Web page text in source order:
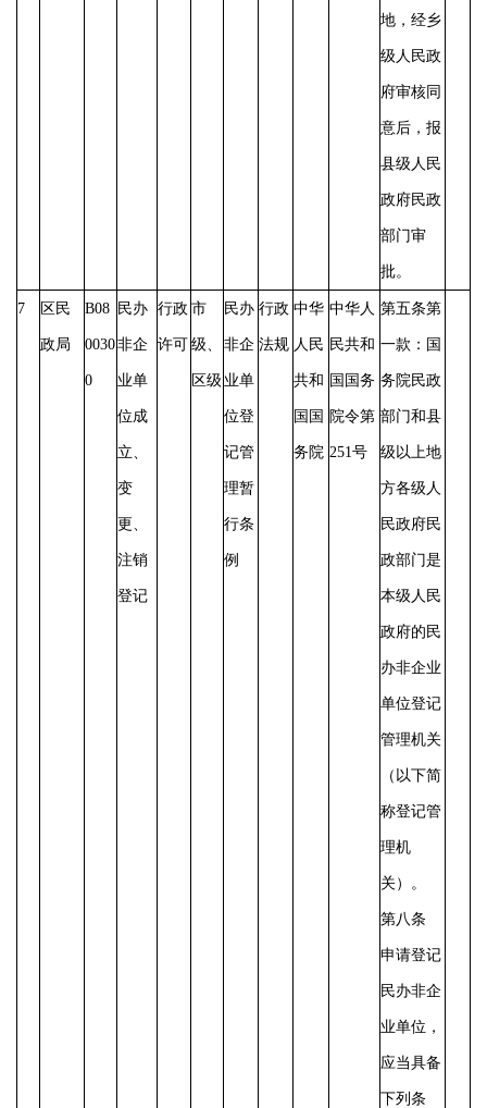
地，经乡
级人民政
府审核同
意后，报
县级人民
政府民政
部门审
批。
7 区民
政局
B08
0030
0
民办
非企
业单
位成
立、
变
更、
注销
登记
行政
许可
市
级、
区级
民办
非企
业单
位登
记管
理暂
行条
例
行政
法规
中华
人民
共和
国国
务院
中华人
民共和
国国务
院令第
251号
第五条第
一款：国
务院民政
部门和县
级以上地
方各级人
民政府民
政部门是
本级人民
政府的民
办非企业
单位登记
管理机关
（以下简
称登记管
理机
关）。
第八条
申请登记
民办非企
业单位，
应当具备
下列条